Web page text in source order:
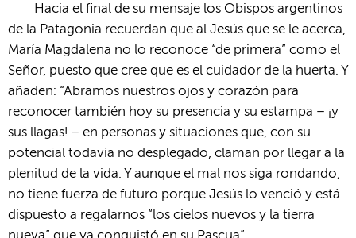
Hacia el final de su mensaje los Obispos argentinos
de la Patagonia recuerdan que al Jesús que se le acerca,
María Magdalena no lo reconoce “de primera” como el
Señor, puesto que cree que es el cuidador de la huerta. Y
añaden: “Abramos nuestros ojos y corazón para
reconocer también hoy su presencia y su estampa – ¡y
sus llagas! – en personas y situaciones que, con su
potencial todavía no desplegado, claman por llegar a la
plenitud de la vida. Y aunque el mal nos siga rondando,
no tiene fuerza de futuro porque Jesús lo venció y está
dispuesto a regalarnos “los cielos nuevos y la tierra